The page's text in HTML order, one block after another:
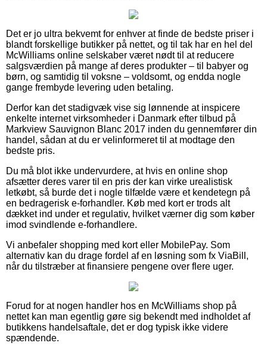
Det er jo ultra bekvemt for enhver at finde de bedste priser i
blandt forskellige butikker på nettet, og til tak har en hel del
McWilliams online selskaber været nødt til at reducere
salgsværdien på mange af deres produkter – til babyer og
børn, og samtidig til voksne – voldsomt, og endda nogle
gange frembyde levering uden betaling.
Derfor kan det stadigvæk vise sig lønnende at inspicere
enkelte internet virksomheder i Danmark efter tilbud på
Markview Sauvignon Blanc 2017 inden du gennemfører din
handel, sådan at du er velinformeret til at modtage den
bedste pris.
Du må blot ikke undervurdere, at hvis en online shop
afsætter deres varer til en pris der kan virke urealistisk
letkøbt, så burde det i nogle tilfælde være et kendetegn på
en bedragerisk e-forhandler. Køb med kort er trods alt
dækket ind under et regulativ, hvilket værner dig som køber
imod svindlende e-forhandlere.
Vi anbefaler shopping med kort eller MobilePay. Som
alternativ kan du drage fordel af en løsning som fx ViaBill,
når du tilstræber at finansiere pengene over flere uger.
Forud for at nogen handler hos en McWilliams shop på
nettet kan man egentlig gøre sig bekendt med indholdet af
butikkens handelsaftale, det er dog typisk ikke videre
spændende.